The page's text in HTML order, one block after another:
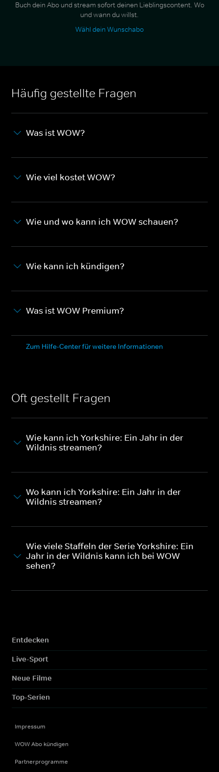
Buch dein Abo und stream sofort deinen Lieblingscontent. Wo
und wann du willst.
Wähl dein Wunschabo
Häufig gestellte Fragen
Was ist WOW?
Wie viel kostet WOW?
Wie und wo kann ich WOW schauen?
Wie kann ich kündigen?
Was ist WOW Premium?
Zum Hilfe-Center für weitere Informationen
Oft gestellt Fragen
Wie kann ich Yorkshire: Ein Jahr in der
Wildnis streamen?
Wo kann ich Yorkshire: Ein Jahr in der
Wildnis streamen?
Wie viele Staffeln der Serie Yorkshire: Ein
Jahr in der Wildnis kann ich bei WOW
sehen?
Entdecken
Live-Sport
Neue Filme
Top-Serien
Impressum
WOW Abo kündigen
Partnerprogramme